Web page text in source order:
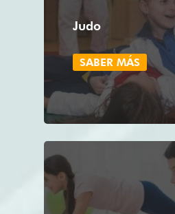
Judo
SABER MÁS